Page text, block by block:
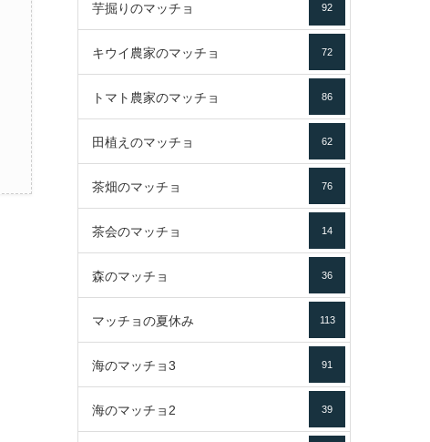
芋掘りのマッチョ 92
キウイ農家のマッチョ 72
トマト農家のマッチョ 86
田植えのマッチョ 62
茶畑のマッチョ 76
茶会のマッチョ 14
森のマッチョ 36
マッチョの夏休み 113
海のマッチョ3 91
海のマッチョ2 39